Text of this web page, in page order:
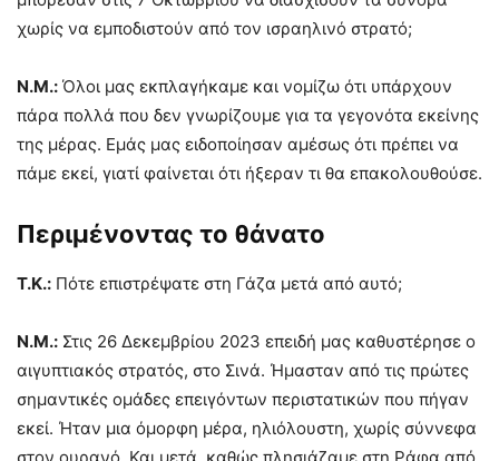
χωρίς να εμποδιστούν από τον ισραηλινό στρατό;
Ν.Μ.: Όλοι μας εκπλαγήκαμε και νομίζω ότι υπάρχουν
πάρα πολλά που δεν γνωρίζουμε για τα γεγονότα εκείνης
της μέρας. Εμάς μας ειδοποίησαν αμέσως ότι πρέπει να
πάμε εκεί, γιατί φαίνεται ότι ήξεραν τι θα επακολουθούσε.
Περιμένοντας το θάνατο
Τ.Κ.: Πότε επιστρέψατε στη Γάζα μετά από αυτό;
Ν.Μ.: Στις 26 Δεκεμβρίου 2023 επειδή μας καθυστέρησε ο
αιγυπτιακός στρατός, στο Σινά. Ήμασταν από τις πρώτες
σημαντικές ομάδες επειγόντων περιστατικών που πήγαν
εκεί. Ήταν μια όμορφη μέρα, ηλιόλουστη, χωρίς σύννεφα